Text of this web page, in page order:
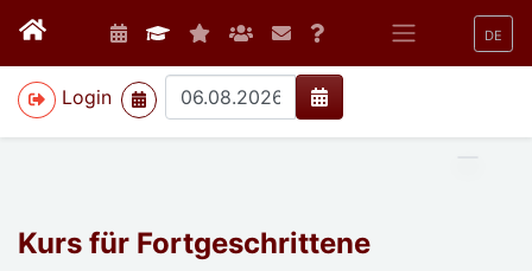
DE
Login
>
Kurs für Fortgeschrittene